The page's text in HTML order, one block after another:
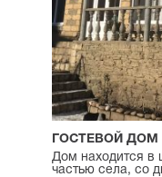
ГОСТЕВОЙ ДОМ
Дом находится в
частью села, со